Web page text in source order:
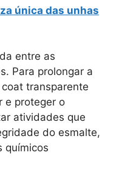
única das unhas
entre as
Para prolongar a
transparente
e proteger o
atividades que
do esmalte,
químicos